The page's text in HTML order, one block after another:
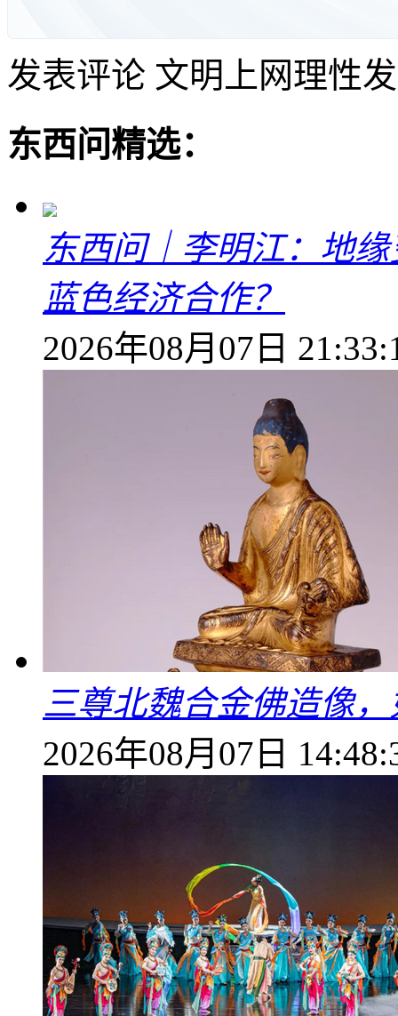
发表评论 文明上网理性
东西问精选：
东西问｜李明江：地
蓝色经济合作？
2026年08月07日
三尊北魏合金佛造像
2026年08月07日